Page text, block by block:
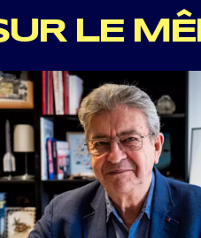
LE